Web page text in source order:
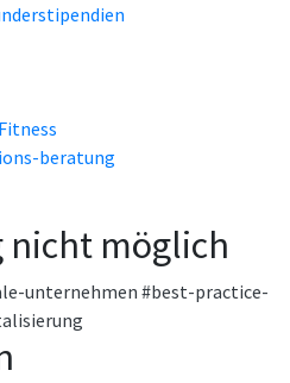
beratung
nicht möglich
unternehmen #best-practice-